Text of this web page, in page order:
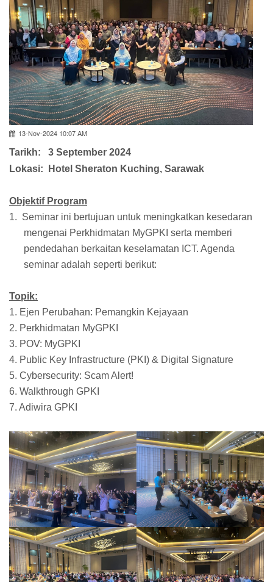
13-Nov-2024 10:07 AM
Tarikh: 3 September 2024
Lokasi: Hotel Sheraton Kuching, Sarawak
Objektif Program
1. Seminar ini bertujuan untuk meningkatkan kesedaran
mengenai Perkhidmatan MyGPKI serta memberi
pendedahan berkaitan keselamatan ICT. Agenda
seminar adalah seperti berikut:
Topik:
1. Ejen Perubahan: Pemangkin Kejayaan
2. Perkhidmatan MyGPKI
3. POV: MyGPKI
4. Public Key Infrastructure (PKI) & Digital Signature
5. Cybersecurity: Scam Alert!
6. Walkthrough GPKI
7. Adiwira GPKI